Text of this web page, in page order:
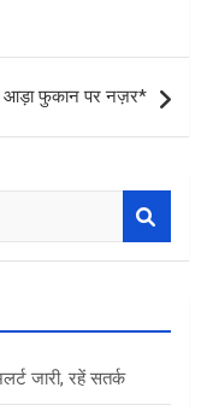
आड़ा फुकान पर नज़र*
जारी, रहें सतर्क